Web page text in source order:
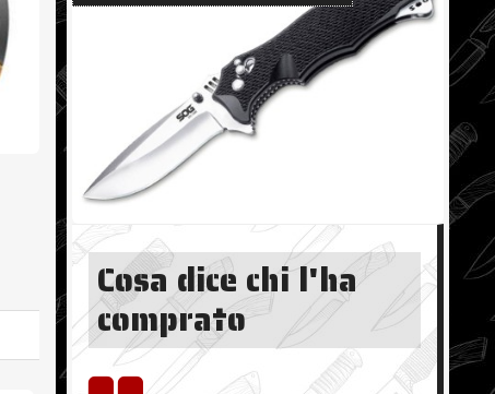
Cosa dice chi l'ha
comprato